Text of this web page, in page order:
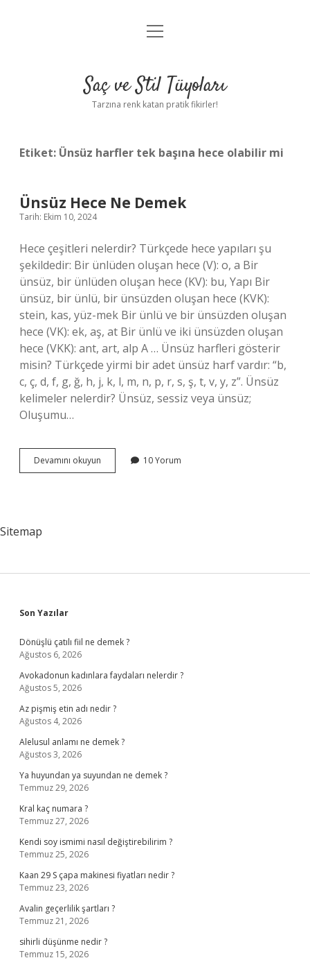
Anasayfa
Yasal Uyarı
menüyü
Saç ve Stil Tüyoları
Tarzına renk katan pratik fikirler!
Etiket: Ünsüz harfler tek başına hece olabilir mi
Ünsüz Hece Ne Demek
Tarih: Ekim 10, 2024
Hece çeşitleri nelerdir? Türkçede hece yapıları şu
şekildedir: Bir ünlüden oluşan hece (V): o, a Bir
ünsüz, bir ünlüden oluşan hece (KV): bu, Yapı Bir
ünsüz, bir ünlü, bir ünsüzden oluşan hece (KVK):
stein, kas, yüz-mek Bir ünlü ve bir ünsüzden oluşan
hece (VK): ek, aş, at Bir ünlü ve iki ünsüzden oluşan
hece (VKK): ant, art, alp A … Ünsüz harfleri gösterir
misin? Türkçede yirmi bir adet ünsüz harf vardır: “b,
c, ç, d, f, g, ğ, h, j, k, l, m, n, p, r, s, ş, t, v, y, z”. Ünsüz
kelimeler nelerdir? Ünsüz, sessiz veya ünsüz;
Oluşumu…
Devamını okuyun
Hece
10 Yorum
Sitemap
Sidebar
Son Yazılar
Dönüşlü çatılı fiil ne demek ?
Ağustos 6, 2026
Avokadonun kadınlara faydaları nelerdir ?
Ağustos 5, 2026
Az pişmiş etin adı nedir ?
Ağustos 4, 2026
Alelusul anlamı ne demek ?
Ağustos 3, 2026
Ya huyundan ya suyundan ne demek ?
Temmuz 29, 2026
Kral kaç numara ?
Temmuz 27, 2026
Kendi soy ismimi nasıl değiştirebilirim ?
Temmuz 25, 2026
Kaan 29 S çapa makinesi fiyatları nedir ?
Temmuz 23, 2026
Avalin geçerlilik şartları ?
Temmuz 21, 2026
sihirli düşünme nedir ?
Temmuz 15, 2026